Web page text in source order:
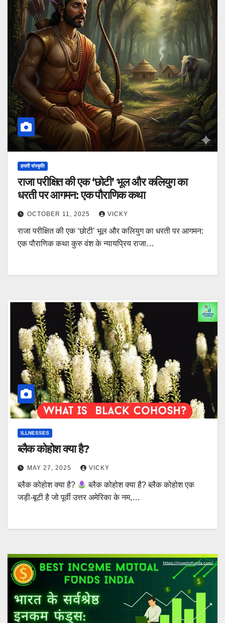
हमारी संस्कृति
राजा परीक्षित की एक ‘छोटी’ भूल और कलियुग का
धरती पर आगमन: एक पौराणिक कथा
OCTOBER 11, 2025 VICKY
राजा परीक्षित की एक ‘छोटी’ भूल और कलियुग का धरती पर आगमन:
एक पौराणिक कथा कुरु वंश के न्यायप्रिय राजा…
ILLNESSES
ब्लैक कोहोश क्या है?
MAY 27, 2025 VICKY
ब्लैक कोहोश क्या है?
ब्लैक कोहोश क्या है? ब्लैक कोहोश एक
जड़ी-बूटी है जो पूर्वी उत्तर अमेरिका के नम,…